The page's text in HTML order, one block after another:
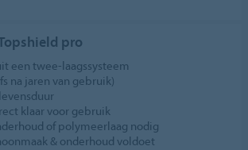
pro
een twee-laagssysteem
na jaren van gebruik)
klaar voor gebruik
of polymeerlaag nodig
& onderhoud voldoet